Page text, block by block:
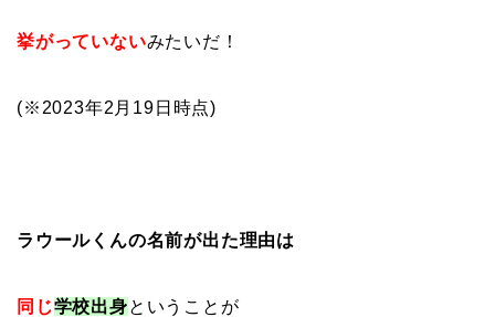
挙がっていないみたいだ！
(※2023年2月19日時点)
ラウールくんの名前が出た理由は
同じ学校出身ということが